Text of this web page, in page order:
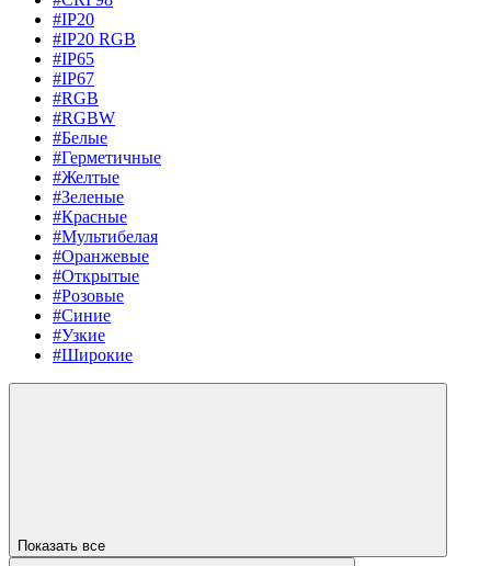
#IP20
#IP20 RGB
#IP65
#IP67
#RGB
#RGBW
#Белые
#Герметичные
#Желтые
#Зеленые
#Красные
#Мультибелая
#Оранжевые
#Открытые
#Розовые
#Синие
#Узкие
#Широкие
Показать все